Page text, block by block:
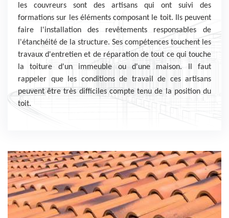
les couvreurs sont des artisans qui ont suivi des
formations sur les éléments composant le toit. Ils peuvent
faire l'installation des revêtements responsables de
l'étanchéité de la structure. Ses compétences touchent les
travaux d'entretien et de réparation de tout ce qui touche
la toiture d'un immeuble ou d'une maison. Il faut
rappeler que les conditions de travail de ces artisans
peuvent être très difficiles compte tenu de la position du
toit.